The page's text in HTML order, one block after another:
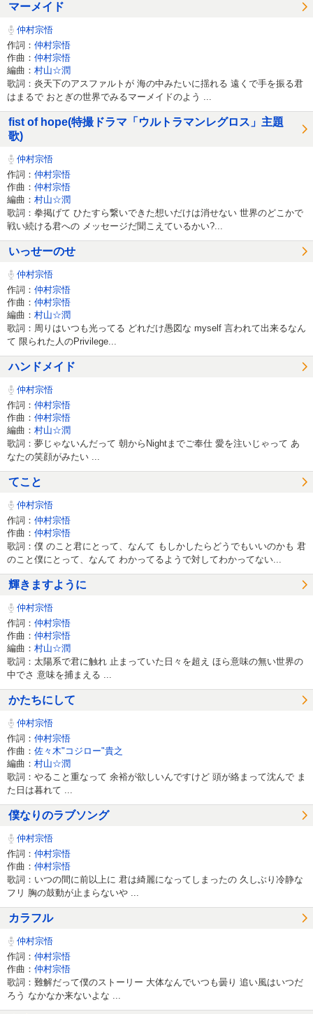
マーメイド
仲村宗悟
作詞： 仲村宗悟
作曲： 仲村宗悟
編曲： 村山☆潤
歌詞：炎天下のアスファルトが 海の中みたいに揺れる 遠くで手を振る君
はまるで おとぎの世界でみるマーメイドのよう ...
fist of hope(特撮ドラマ「ウルトラマンレグロス」主題
歌)
仲村宗悟
作詞： 仲村宗悟
作曲： 仲村宗悟
編曲： 村山☆潤
歌詞：拳掲げて ひたすら繋いできた想いだけは消せない 世界のどこかで
戦い続ける君への メッセージだ聞こえているかい?...
いっせーのせ
仲村宗悟
作詞： 仲村宗悟
作曲： 仲村宗悟
編曲： 村山☆潤
歌詞：周りはいつも光ってる どれだけ愚図な myself 言われて出来るなん
て 限られた人のPrivilege...
ハンドメイド
仲村宗悟
作詞： 仲村宗悟
作曲： 仲村宗悟
編曲： 村山☆潤
歌詞：夢じゃないんだって 朝からNightまでご奉仕 愛を注いじゃって あ
なたの笑顔がみたい ...
てこと
仲村宗悟
作詞： 仲村宗悟
作曲： 仲村宗悟
歌詞：僕 のこと君にとって、なんて もしかしたらどうでもいいのかも 君
のこと僕にとって、なんて わかってるようで対してわかってない...
輝きますように
仲村宗悟
作詞： 仲村宗悟
作曲： 仲村宗悟
編曲： 村山☆潤
歌詞：太陽系で君に触れ 止まっていた日々を超え ほら意味の無い世界の
中でさ 意味を捕まえる ...
かたちにして
仲村宗悟
作詞： 仲村宗悟
作曲： 佐々木"コジロー"貴之
編曲： 村山☆潤
歌詞：やること重なって 余裕が欲しいんですけど 頭が絡まって沈んで ま
た日は暮れて ...
僕なりのラブソング
仲村宗悟
作詞： 仲村宗悟
作曲： 仲村宗悟
歌詞：いつの間に前以上に 君は綺麗になってしまったの 久しぶり冷静な
フリ 胸の鼓動が止まらないや ...
カラフル
仲村宗悟
作詞： 仲村宗悟
作曲： 仲村宗悟
歌詞：難解だって僕のストーリー 大体なんでいつも曇り 追い風はいつだ
ろう なかなか来ないよな ...